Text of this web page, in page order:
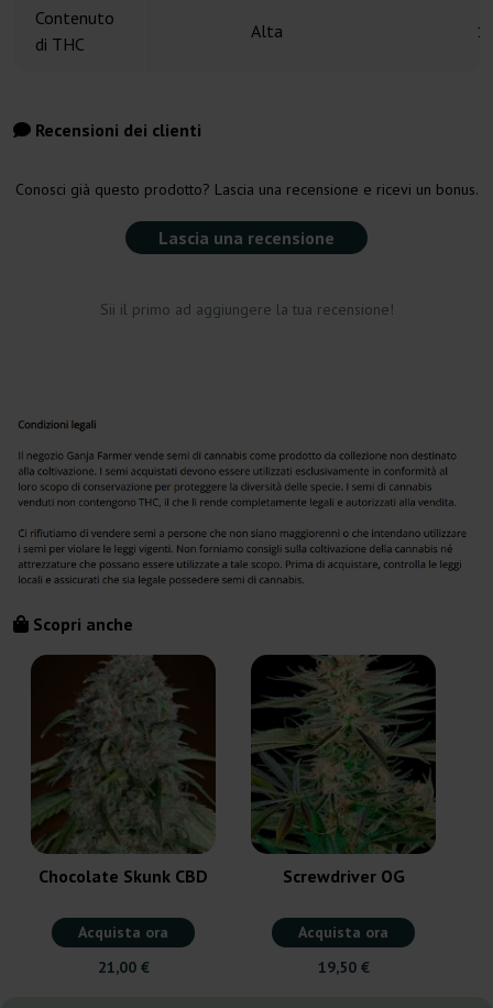
Contenuto
di THC
Alta
Recensioni dei clienti
Conosci già questo prodotto? Lascia una recensione e ricevi un bonus.
Lascia una recensione
Sii il primo ad aggiungere la tua recensione!
Scopri anche
Chocolate Skunk CBD
Acquista ora
21,00 €
Screwdriver OG
Acquista ora
19,50 €